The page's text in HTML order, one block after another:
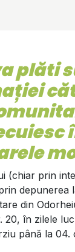
plăti
(chiar prin
depunerea
e din
20, în zilele
până la 04.